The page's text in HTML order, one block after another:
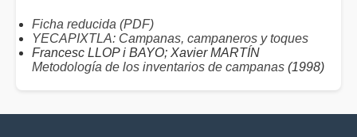
Ficha reducida (PDF)
YECAPIXTLA: Campanas, campaneros y toques
Francesc LLOP i BAYO; Xavier MARTÍN
Metodología de los inventarios de campanas (1998)